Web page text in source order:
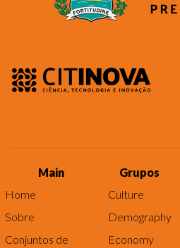
Main
Home
Sobre
Conjuntos de
Grupos
Culture
Demography
Economy